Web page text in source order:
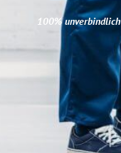
100% unverbindlich